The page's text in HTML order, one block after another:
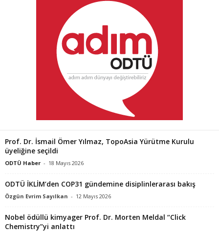
Prof. Dr. İsmail Ömer Yılmaz, TopoAsia Yürütme Kurulu
üyeliğine seçildi
ODTÜ Haber - 18 Mayıs 2026
ODTÜ İKLİM’den COP31 gündemine disiplinlerarası bakış
Özgün Evrim Sayılkan - 12 Mayıs 2026
Nobel ödüllü kimyager Prof. Dr. Morten Meldal “Click
Chemistry”yi anlattı